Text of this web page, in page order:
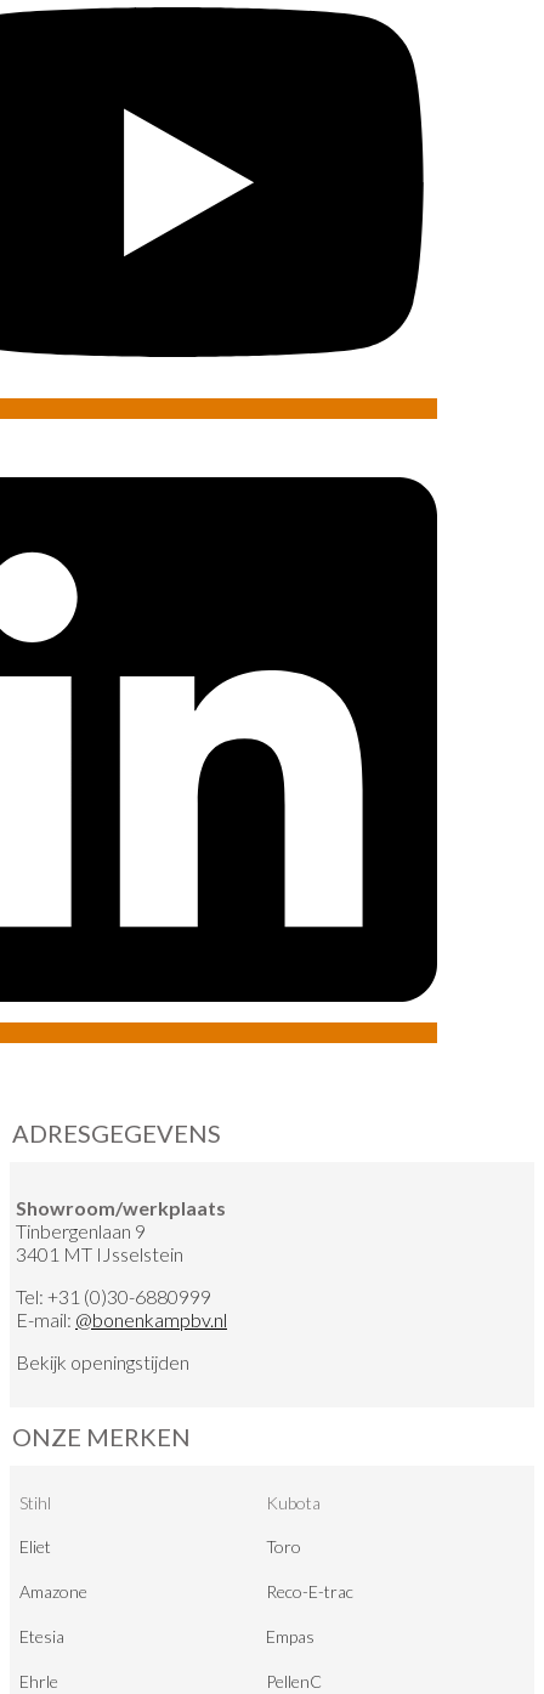
ADRESGEGEVENS
Showroom/werkplaats
Tinbergenlaan 9
3401 MT IJsselstein
Tel: +31 (0)30-6880999
E-mail: @bonenkampbv.nl
Bekijk openingstijden
ONZE MERKEN
Stihl Kubota
Eliet Toro
Amazone Reco-E-trac
Etesia Empas
Ehrle PellenC